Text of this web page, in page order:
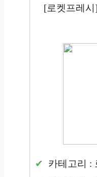
[로켓프레시
카테고리 :